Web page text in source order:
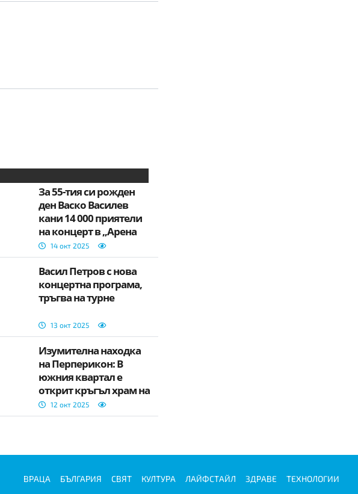
За 55-тия си рожден
ден Васко Василев
кани 14 000 приятели
на концерт в „Арена
8888 София“
14 окт 2025
Васил Петров с нова
концертна програма,
тръгва на турне
13 окт 2025
Изумителна находка
на Перперикон: В
южния квартал е
открит кръгъл храм на
Слънцето от III-IV в.
12 окт 2025
ВРАЦА БЪЛГАРИЯ СВЯТ КУЛТУРА ЛАЙФСТАЙЛ ЗДРАВЕ
ТЕХНОЛОГИИ